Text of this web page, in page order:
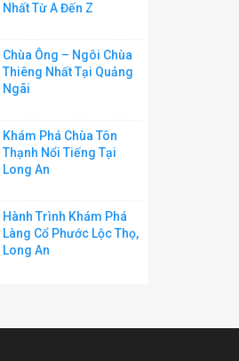
Nhất Từ A Đến Z
Chùa Ông – Ngôi Chùa
Thiêng Nhất Tại Quảng
Ngãi
Khám Phá Chùa Tôn
Thạnh Nổi Tiếng Tại
Long An
Hành Trình Khám Phá
Làng Cổ Phước Lộc Thọ,
Long An